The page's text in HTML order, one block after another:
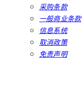
采购条款
一般商业条款
信息系统
取消政策
免责声明